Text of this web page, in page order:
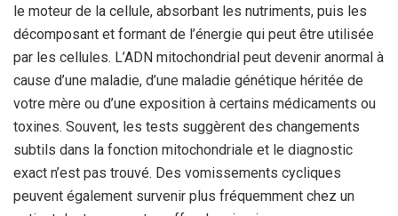
le moteur de la cellule, absorbant les nutriments, puis les
décomposant et formant de l’énergie qui peut être utilisée
par les cellules. L’ADN mitochondrial peut devenir anormal à
cause d’une maladie, d’une maladie génétique héritée de
votre mère ou d’une exposition à certains médicaments ou
toxines. Souvent, les tests suggèrent des changements
subtils dans la fonction mitochondriale et le diagnostic
exact n’est pas trouvé. Des vomissements cycliques
peuvent également survenir plus fréquemment chez un